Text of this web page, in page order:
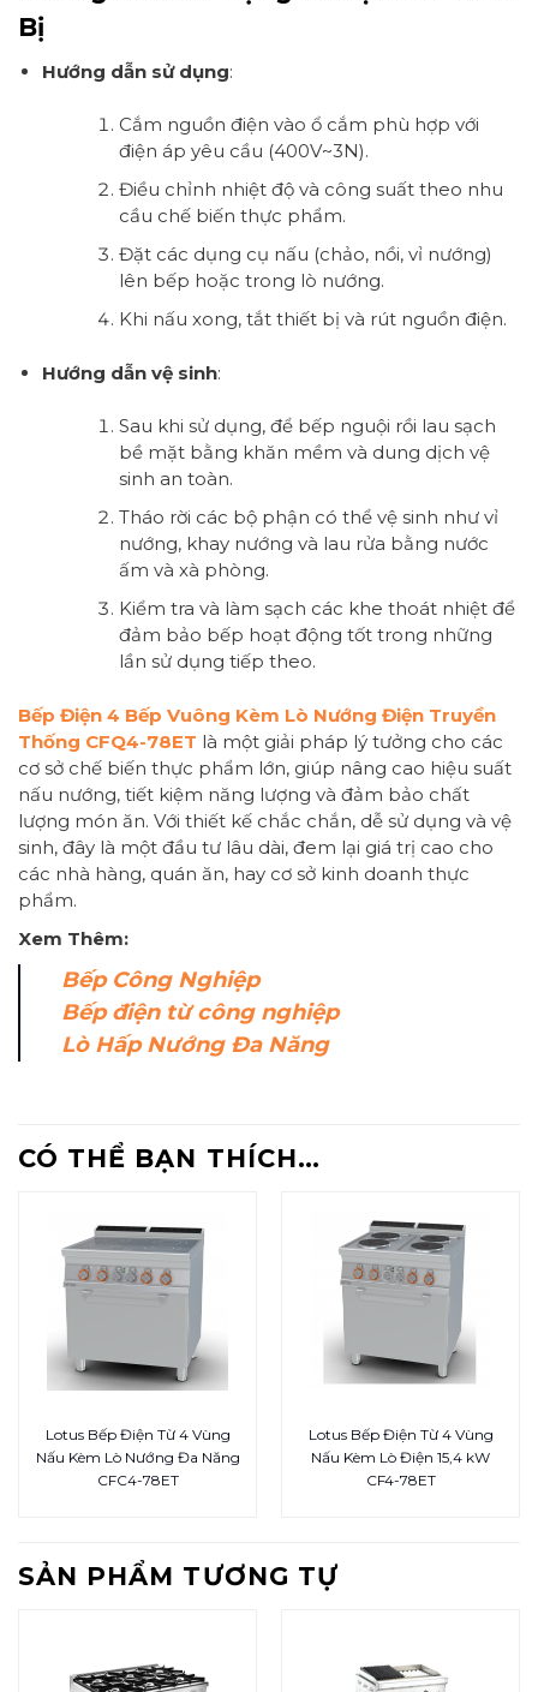
Bị
Hướng dẫn sử dụng:
Cắm nguồn điện vào ổ cắm phù hợp với
điện áp yêu cầu (400V~3N).
Điều chỉnh nhiệt độ và công suất theo nhu
cầu chế biến thực phẩm.
Đặt các dụng cụ nấu (chảo, nồi, vỉ nướng)
lên bếp hoặc trong lò nướng.
Khi nấu xong, tắt thiết bị và rút nguồn điện.
Hướng dẫn vệ sinh:
Sau khi sử dụng, để bếp nguội rồi lau sạch
bề mặt bằng khăn mềm và dung dịch vệ
sinh an toàn.
Tháo rời các bộ phận có thể vệ sinh như vỉ
nướng, khay nướng và lau rửa bằng nước
ấm và xà phòng.
Kiểm tra và làm sạch các khe thoát nhiệt để
đảm bảo bếp hoạt động tốt trong những
lần sử dụng tiếp theo.
Bếp Điện 4 Bếp Vuông Kèm Lò Nướng Điện Truyền
Thống CFQ4-78ET là một giải pháp lý tưởng cho các
cơ sở chế biến thực phẩm lớn, giúp nâng cao hiệu suất
nấu nướng, tiết kiệm năng lượng và đảm bảo chất
lượng món ăn. Với thiết kế chắc chắn, dễ sử dụng và vệ
sinh, đây là một đầu tư lâu dài, đem lại giá trị cao cho
các nhà hàng, quán ăn, hay cơ sở kinh doanh thực
phẩm.
Xem Thêm:
Bếp Công Nghiệp
Bếp điện từ công nghiệp
Lò Hấp Nướng Đa Năng
CÓ THỂ BẠN THÍCH…
Lotus Bếp Điện Từ 4 Vùng
Nấu Kèm Lò Nướng Đa Năng
CFC4-78ET
Lotus Bếp Điện Từ 4 Vùng
Nấu Kèm Lò Điện 15,4 kW
CF4-78ET
SẢN PHẨM TƯƠNG TỰ